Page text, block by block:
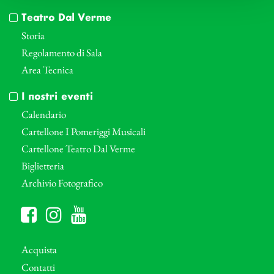
Teatro Dal Verme
Storia
Regolamento di Sala
Area Tecnica
I nostri eventi
Calendario
Cartellone I Pomeriggi Musicali
Cartellone Teatro Dal Verme
Biglietteria
Archivio Fotografico
Acquista
Contatti